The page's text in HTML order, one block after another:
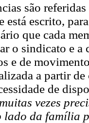
são
está escrito,
que cada
o sindicato e
e de
a partir
de
muitas vezes
lado da família